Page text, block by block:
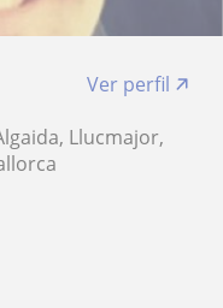
Ver perfil
Llucmajor,